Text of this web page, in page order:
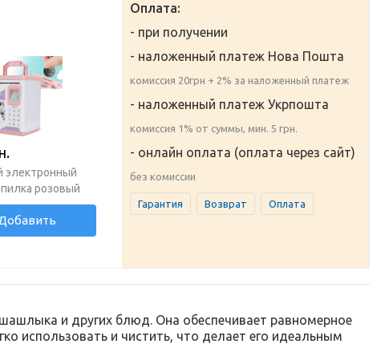
электронный
розовый
Оплата:
- при получении
- наложенный платеж Нова Пошта
комиссия 20грн + 2% за наложенный платеж
- наложенный платеж Укрпошта
комиссия 1% от суммы, мин. 5 грн.
- онлайн оплата (оплата через сайт)
без комиссии
Гарантия Возврат Оплата
и других блюд. Она обеспечивает равномерное
использовать и чистить, что делает его идеальным